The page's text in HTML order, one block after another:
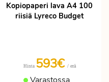
Kopiopaperi lava A4 100
riisiä Lyreco Budget
Hinta 593€ / erä